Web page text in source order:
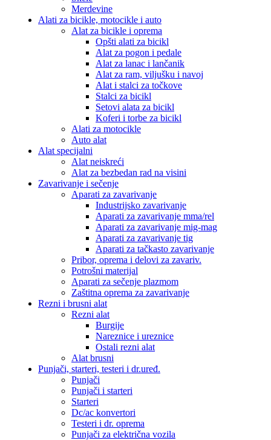
Merdevine
Alati za bicikle, motocikle i auto
Alat za bicikle i oprema
Opšti alati za bicikl
Alat za pogon i pedale
Alat za lanac i lančanik
Alat za ram, viljušku i navoj
Alat i stalci za točkove
Stalci za bicikl
Setovi alata za bicikl
Koferi i torbe za bicikl
Alati za motocikle
Auto alat
Alat specijalni
Alat neiskreći
Alat za bezbedan rad na visini
Zavarivanje i sečenje
Aparati za zavarivanje
Industrijsko zavarivanje
Aparati za zavarivanje mma/rel
Aparati za zavarivanje mig-mag
Aparati za zavarivanje tig
Aparati za tačkasto zavarivanje
Pribor, oprema i delovi za zavariv.
Potrošni materijal
Aparati za sečenje plazmom
Zaštitna oprema za zavarivanje
Rezni i brusni alat
Rezni alat
Burgije
Nareznice i ureznice
Ostali rezni alat
Alat brusni
Punjači, starteri, testeri i dr.uređ.
Punjači
Punjači i starteri
Starteri
Dc/ac konvertori
Testeri i dr. oprema
Punjači za električna vozila